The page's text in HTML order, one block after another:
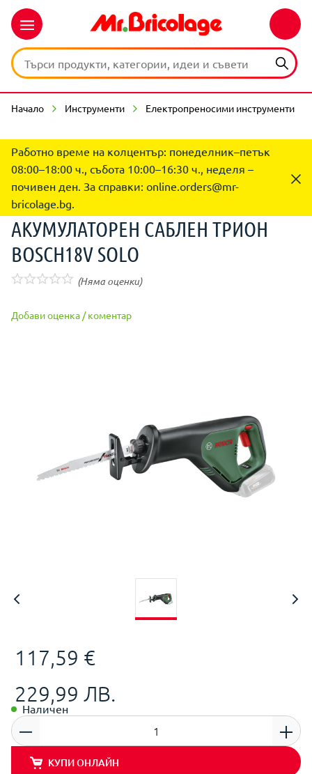
Начало Инструменти Електропреносими инструменти
Работно време на колцентър: понеделник–петък
08:00–18:00 ч., събота 10:00–16:30 ч., неделя –
почивен ден. За справки: online.orders@mr-
bricolage.bg.
АКУМУЛАТОРЕН САБЛЕН ТРИОН
BOSCH18V SOLO
(Няма оценки)
Добави оценка / коментар
117,59 €
229,99 ЛВ.
Наличен
КУПИ ОНЛАЙН